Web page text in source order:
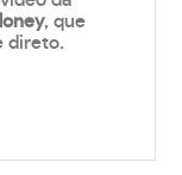
, que
direto.